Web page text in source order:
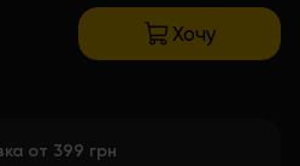
Хочу
от 399 грн